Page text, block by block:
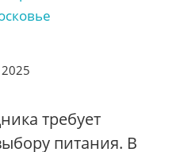
требует
питания. В